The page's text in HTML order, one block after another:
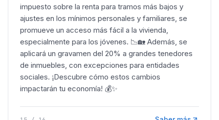
impuesto sobre la renta para tramos más bajos y
ajustes en los mínimos personales y familiares, se
promueve un acceso más fácil a la vivienda,
especialmente para los jóvenes. 📉🏡 Además, se
aplicará un gravamen del 20% a grandes tenedores
de inmuebles, con excepciones para entidades
sociales. ¡Descubre cómo estos cambios
impactarán tu economía! 💰✨